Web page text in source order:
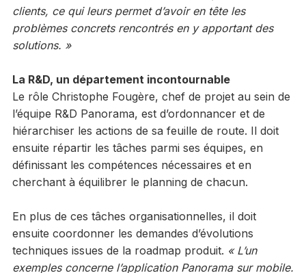
clients, ce qui leurs permet d’avoir en tête les
problèmes concrets rencontrés en y apportant des
solutions. »
La R&D, un département incontournable
Le rôle Christophe Fougère, chef de projet au sein de
l’équipe R&D Panorama, est d’ordonnancer et de
hiérarchiser les actions de sa feuille de route. Il doit
ensuite répartir les tâches parmi ses équipes, en
définissant les compétences nécessaires et en
cherchant à équilibrer le planning de chacun.
En plus de ces tâches organisationnelles, il doit
ensuite coordonner les demandes d’évolutions
techniques issues de la roadmap produit. « L’un
exemples concerne l’application Panorama sur mobile.